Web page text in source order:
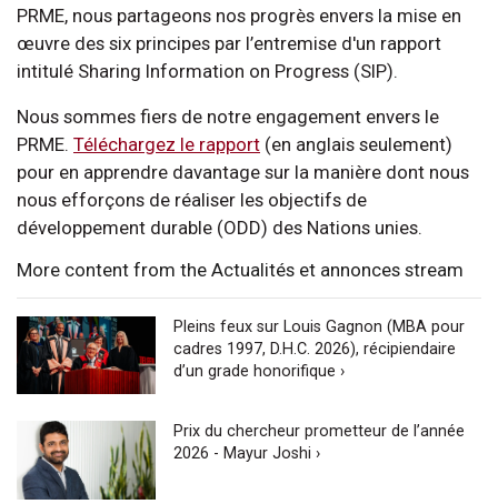
PRME, nous partageons nos progrès envers la mise en
œuvre des six principes par l’entremise d'un rapport
intitulé Sharing Information on Progress (SIP).
Nous sommes fiers de notre engagement envers le
PRME. Téléchargez le rapport (en anglais seulement)
pour en apprendre davantage sur la manière dont nous
nous efforçons de réaliser les objectifs de
développement durable (ODD) des Nations unies.
More content from the Actualités et annonces stream
Pleins feux sur Louis Gagnon (MBA pour
cadres 1997, D.H.C. 2026), récipiendaire
d’un grade honorifique ›
Prix du chercheur prometteur de l’année
2026 - Mayur Joshi ›